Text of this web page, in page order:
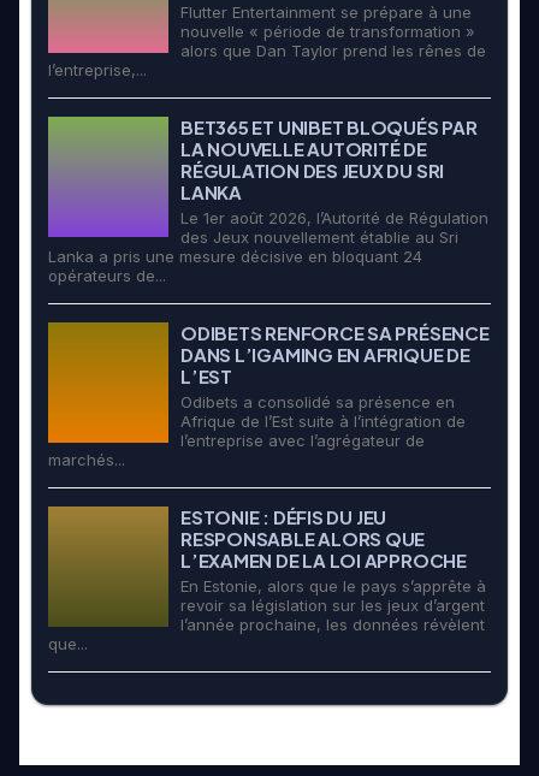
Flutter Entertainment se prépare à une
nouvelle « période de transformation »
alors que Dan Taylor prend les rênes de
l’entreprise,...
BET365 ET UNIBET BLOQUÉS PAR
LA NOUVELLE AUTORITÉ DE
RÉGULATION DES JEUX DU SRI
LANKA
Le 1er août 2026, l’Autorité de Régulation
des Jeux nouvellement établie au Sri
Lanka a pris une mesure décisive en bloquant 24
opérateurs de...
ODIBETS RENFORCE SA PRÉSENCE
DANS L’IGAMING EN AFRIQUE DE
L’EST
Odibets a consolidé sa présence en
Afrique de l’Est suite à l’intégration de
l’entreprise avec l’agrégateur de
marchés...
ESTONIE : DÉFIS DU JEU
RESPONSABLE ALORS QUE
L’EXAMEN DE LA LOI APPROCHE
En Estonie, alors que le pays s’apprête à
revoir sa législation sur les jeux d’argent
l’année prochaine, les données révèlent
que...